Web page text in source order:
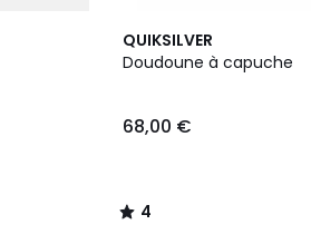
QUIKSILVER
Doudoune à capuche
68,00 €
4
/
3
Couleurs
4
/